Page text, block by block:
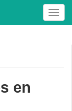
T
o
e
en